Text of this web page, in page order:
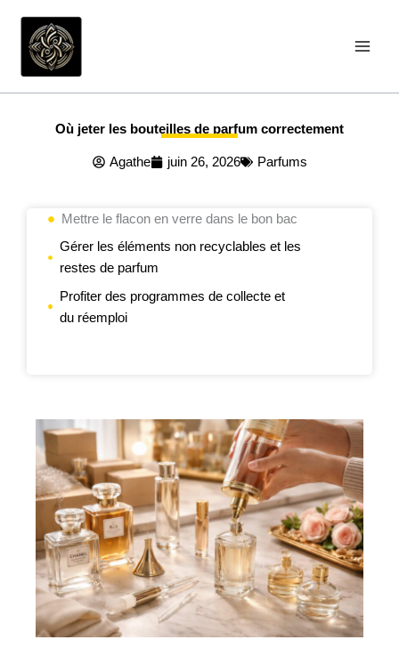
contenu
Où jeter les bouteilles de parfum correctement
Agathe juin 26, 2026 Parfums
Mettre le flacon en verre dans le bon bac
Gérer les éléments non recyclables et les
restes de parfum
Profiter des programmes de collecte et
du réemploi